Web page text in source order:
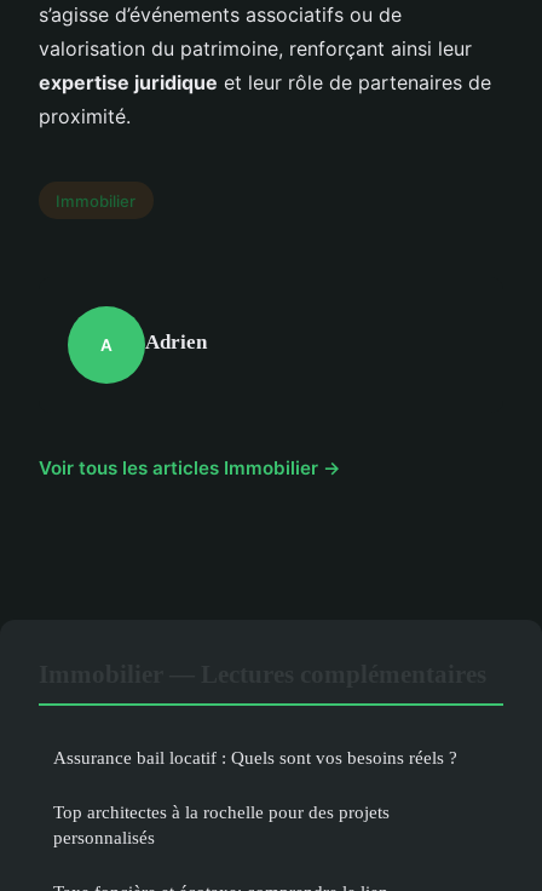
s’agisse d’événements associatifs ou de
valorisation du patrimoine, renforçant ainsi leur
expertise juridique et leur rôle de partenaires de
proximité.
Immobilier
A Adrien
Voir tous les articles Immobilier →
Assurance bail locatif : Quels sont vos besoins réels ?
Top architectes à la rochelle pour des projets
personnalisés